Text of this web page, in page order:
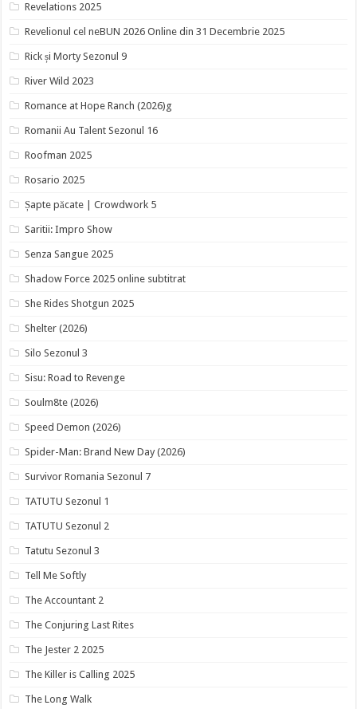
Revelations 2025
Revelionul cel neBUN 2026 Online din 31 Decembrie 2025
Rick și Morty Sezonul 9
River Wild 2023
Romance at Hope Ranch (2026)g
Romanii Au Talent Sezonul 16
Roofman 2025
Rosario 2025
Șapte păcate | Crowdwork 5
Saritii: Impro Show
Senza Sangue 2025
Shadow Force 2025 online subtitrat
She Rides Shotgun 2025
Shelter (2026)
Silo Sezonul 3
Sisu: Road to Revenge
Soulm8te (2026)
Speed Demon (2026)
Spider-Man: Brand New Day (2026)
Survivor Romania Sezonul 7
TATUTU Sezonul 1
TATUTU Sezonul 2
Tatutu Sezonul 3
Tell Me Softly
The Accountant 2
The Conjuring Last Rites
The Jester 2 2025
The Killer is Calling 2025
The Long Walk